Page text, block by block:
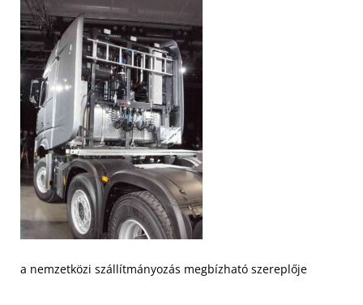
a nemzetközi szállítmányozás megbízható szereplője